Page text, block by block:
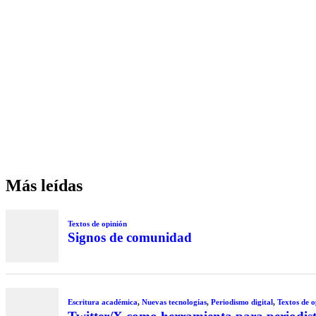
Más leídas
Textos de opinión
Signos de comunidad
Escritura académica, Nuevas tecnologías, Periodismo digital, Textos de